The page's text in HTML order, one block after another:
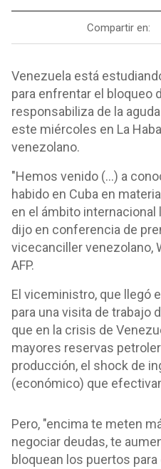
Compartir en:
Venezuela está
para enfrentar el bloqueo
responsabiliza de la
este miércoles en La
venezolano.
"Hemos venido (...) a
habido en Cuba en
en el ámbito internacional
dijo en conferencia de
vicecanciller venezolano,
AFP.
El viceministro, que llegó
para una visita de trabajo
que en la crisis de
mayores reservas
producción, el shock de
(económico) que
Pero, "encima te meten
negociar deudas, te
bloquean los puertos